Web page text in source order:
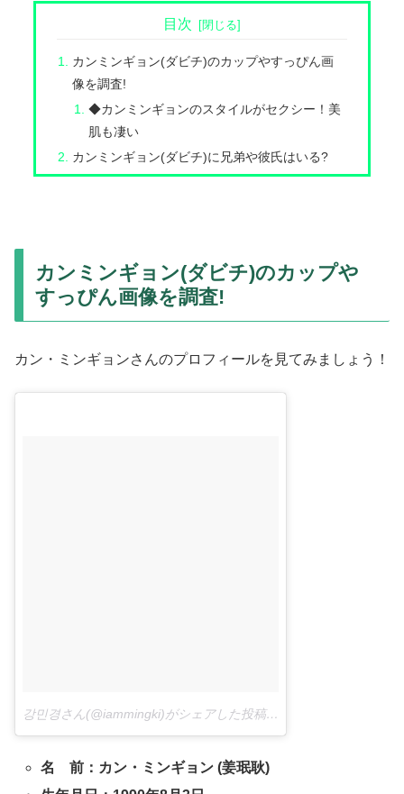
目次
カンミンギョン(ダビチ)のカップやすっぴん画
像を調査!
◆カンミンギョンのスタイルがセクシー！美
肌も凄い
カンミンギョン(ダビチ)に兄弟や彼氏はいる?
カンミンギョン(ダビチ)のカップや
すっぴん画像を調査!
カン・ミンギョンさんのプロフィールを見てみましょう！
강민경さん(@iammingki)がシェアした投稿 –
名 前：カン・ミンギョン (姜珉耿)